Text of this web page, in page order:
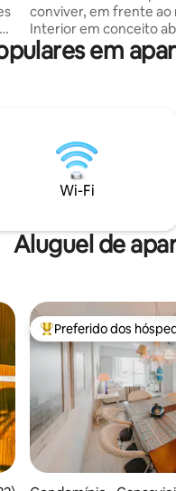
conviver, em frente ao
Interior em conceito
iluminação requintada
completa integrada. Na área externa,
praia fica a quatro
Garagem para 1 carro. Perto da natureza
e também do
gastronômico dos
em
Wi-Fi
Aluguel de
Entre os melhores
Preferido dos